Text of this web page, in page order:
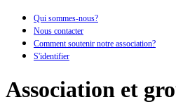
Qui sommes-nous?
Nous contacter
Comment soutenir notre association?
S'identifier
Association et